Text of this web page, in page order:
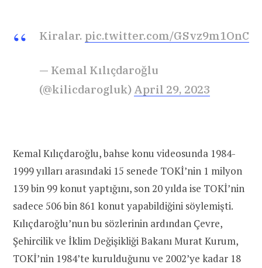
Kiralar. pic.twitter.com/GSvz9m1OnC
— Kemal Kılıçdaroğlu
(@kilicdarogluk) April 29, 2023
Kemal Kılıçdaroğlu, bahse konu videosunda 1984-
1999 yılları arasındaki 15 senede TOKİ’nin 1 milyon
139 bin 99 konut yaptığını, son 20 yılda ise TOKİ’nin
sadece 506 bin 861 konut yapabildiğini söylemişti.
Kılıçdaroğlu’nun bu sözlerinin ardından Çevre,
Şehircilik ve İklim Değişikliği Bakanı Murat Kurum,
TOKİ’nin 1984’te kurulduğunu ve 2002’ye kadar 18